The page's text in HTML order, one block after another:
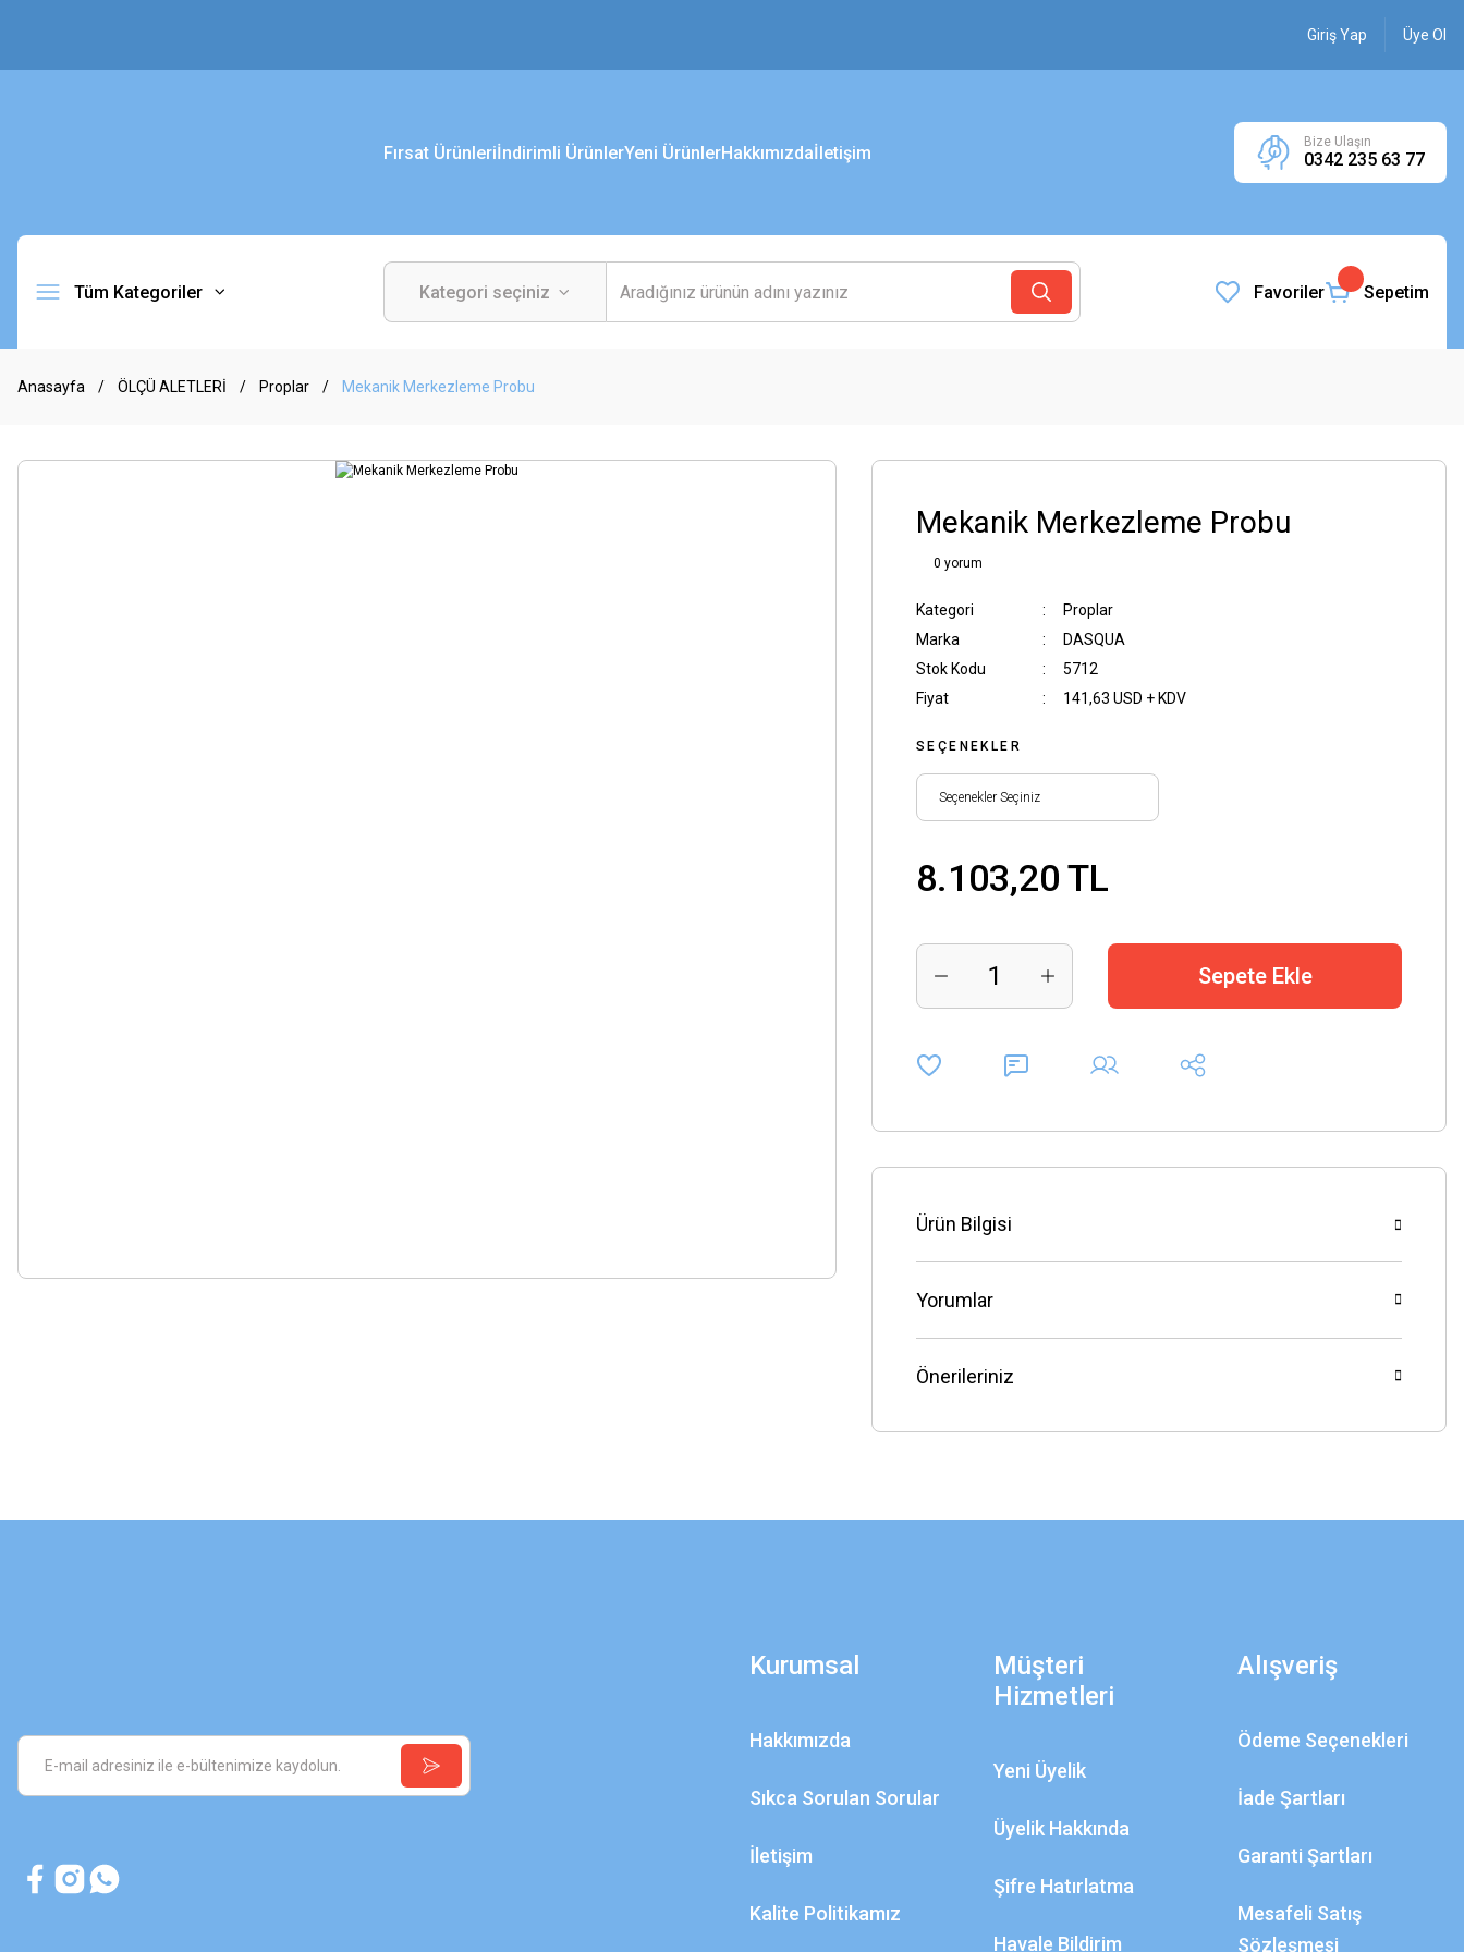
Giriş Yap Üye Ol
Fırsat Ürünleriİndirimli ÜrünlerYeni ÜrünlerHakkımızdaİletişim
Bize Ulaşın
0342 235 63 77
Tüm Kategoriler Favoriler Sepetim
Anasayfa ÖLÇÜ ALETLERİ Proplar Mekanik Merkezleme Probu
Mekanik Merkezleme Probu
0 yorum
Kategori
Proplar
Marka
DASQUA
Stok Kodu
5712
Fiyat
141,63 USD + KDV
SEÇENEKLER
8.103,20 TL
Sepete Ekle
Ürün Bilgisi
Yorumlar
Önerileriniz
Kurumsal
Hakkımızda
Sıkca Sorulan Sorular
İletişim
Kalite Politikamız
Müşteri
Hizmetleri
Yeni Üyelik
Üyelik Hakkında
Şifre Hatırlatma
Havale Bildirim
Alışveriş
Ödeme Seçenekleri
İade Şartları
Garanti Şartları
Mesafeli Satış
Sözleşmesi